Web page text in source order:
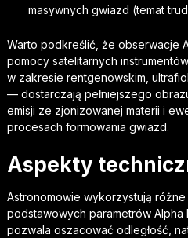
masywnych gwiazd (temat
Warto podkreślić, że obserwacje
pomocy satelitarnych
w zakresie rentgenowskim,
— dostarczają pełniejszego
emisji ze zjonizowanej materii i
procesach formowania gwiazd.
Aspekty
Astronomowie wykorzystują
podstawowych parametrów Alpha
pozwala oszacować odległość,